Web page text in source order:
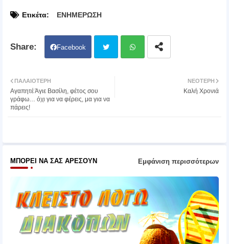
Ετικέτα: ΕΝΗΜΕΡΩΣΗ
Facebook
ΝΕΌΤΕΡΗ
Καλή Χρονιά
ΠΑΛΑΙΌΤΕΡΗ
Αγαπητέ Άγιε Βασίλη, φέτος σου
γράφω… όχι για να φέρεις, μα για να
πάρεις!
ΜΠΟΡΕΊ ΝΑ ΣΑΣ ΑΡΈΣΟΥΝ Εμφάνιση περισσότερων